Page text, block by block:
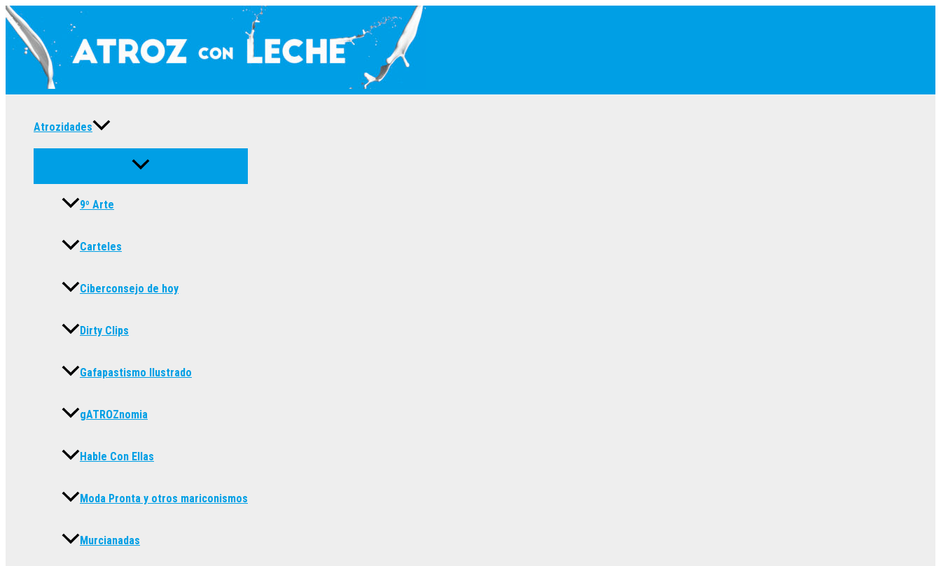
Ir
contenido
Atrozidades
9º Arte
Carteles
Ciberconsejo de hoy
Dirty Clips
Gafapastismo Ilustrado
gATROZnomia
Hable Con Ellas
Moda Pronta y otros mariconismos
Murcianadas